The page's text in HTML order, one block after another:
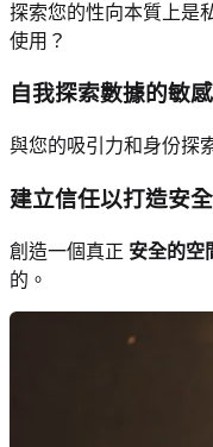
探索您的性向本質上是
使用？
自我探索數據的敏
與您的吸引力和身份探
建立信任以打造安
創造一個真正 安全的空
的。